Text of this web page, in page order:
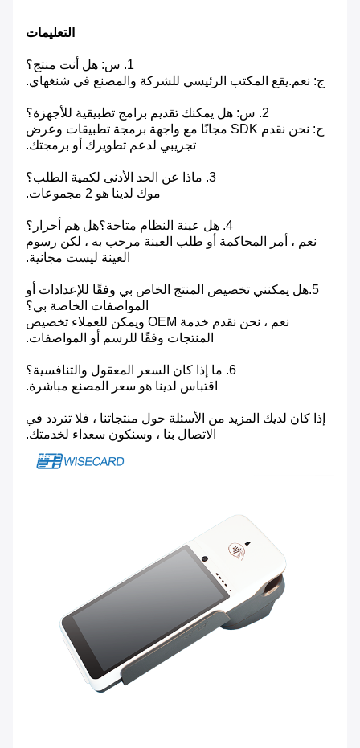
التعليمات
1. س: هل أنت منتج؟
ج: نعم.يقع المكتب الرئيسي للشركة والمصنع في شنغهاي.
2. س: هل يمكنك تقديم برامج تطبيقية للأجهزة؟
ج: نحن نقدم SDK مجانًا مع واجهة برمجة تطبيقات وعرض
تجريبي لدعم تطويرك أو برمجتك.
3. ماذا عن الحد الأدنى لكمية الطلب؟
موك لدينا هو 2 مجموعات.
4. هل عينة النظام متاحة؟هل هم أحرار؟
نعم ، أمر المحاكمة أو طلب العينة مرحب به ، لكن رسوم
العينة ليست مجانية.
5.هل يمكنني تخصيص المنتج الخاص بي وفقًا للإعدادات أو
المواصفات الخاصة بي؟
نعم ، نحن نقدم خدمة OEM ويمكن للعملاء تخصيص
المنتجات وفقًا للرسم أو المواصفات.
6. ما إذا كان السعر المعقول والتنافسية؟
اقتباس لدينا هو سعر المصنع مباشرة.
إذا كان لديك المزيد من الأسئلة حول منتجاتنا ، فلا تتردد في
الاتصال بنا ، وسنكون سعداء لخدمتك.